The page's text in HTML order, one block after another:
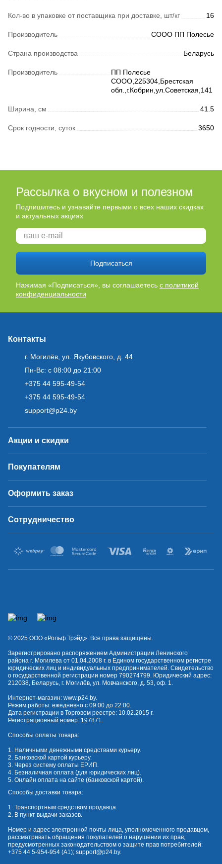
Кол-во в упаковке от поставщика при доставке, шт/кг 16
Производитель СООО ПП Полесье
Страна производства Беларусь
Производитель
ПП Полесье
СООО,225304,Брестская
обл.,г.Кобрин,ул.Советская,141
Ширина, см 41.5
Срок годности, суток 3650
Рассылка о вкусном и полезном
Подпишитесь и узнавайте первыми о всех наших скидках
и актуальных акциях
Подписаться
Нажимая «Подписаться», вы соглашаетесь с политикой
конфиденциальности
Контакты
г. Могилёв, ул. Якубовского, д. 44
Пн-Вс: с 08:00 до 21:00
+375 44 595-49-54
+375 44 595-49-54
support@p24.by
Акции и скидки
Покупателям
Оформить заказ
Сотрудничество
© 2025 OOO «Рольф Трэйд». Все права защищены.
Зарегистрировано распоряжением Администрации Ленинского
района г. Могилева от 01.04.2008 г. в Едином государственном регистре
юридических лиц и индивидуальных предпринимателей. Свидетельство
о государственной регистрации номер 790274799. Юридический адрес:
212038, Беларусь, г. Могилёв, ул. Мовчанского, д. 53, оф. 1.
Интернет-магазин: www.p24.by.
Режим работы: ежедневно с 09:00 до 22:00.
Дата регистрации в Торговом реестре: 10.02.2015 г.
Регистрационный номер: 197871.
Способы оплаты товара:
1. Наличными денежными средствами курьеру.
2. Банковской картой курьеру.
3. Через систему оплаты ЕРИП.
4. Безналичная оплата (для юридических лиц).
5. Онлайн оплата на сайте (банковской картой).
Способы доставки товара:
1. Транспортным средством продавца.
2. В пункт выдачи заказов.
Номер и адрес электронной почты лица, уполномоченного продавцом,
рассматривать обращения покупателей о нарушении их прав,
предусмотренных законодательством о защите прав потребителей:
+375 44 5-954-954 (А1); support@p24.by.